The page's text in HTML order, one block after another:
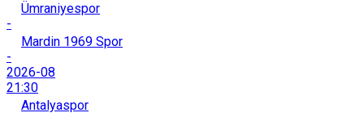
Ümraniyespor
-
Mardin 1969 Spor
-
2026-08
21:30
Antalyaspor